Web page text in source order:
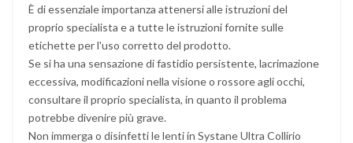
È di essenziale importanza attenersi alle istruzioni del
proprio specialista e a tutte le istruzioni fornite sulle
etichette per l'uso corretto del prodotto.
Se si ha una sensazione di fastidio persistente, lacrimazione
eccessiva, modificazioni nella visione o rossore agli occhi,
consultare il proprio specialista, in quanto il problema
potrebbe divenire più grave.
Non immerga o disinfetti le lenti in Systane Ultra Collirio